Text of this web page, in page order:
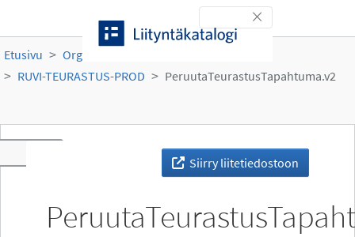
Toggle navigation
Etusivu Organisaatiot
RUVI-TEURASTUS-PROD
PeruutaTeurastusTapahtuma.v2
Siirry liitetiedostoon